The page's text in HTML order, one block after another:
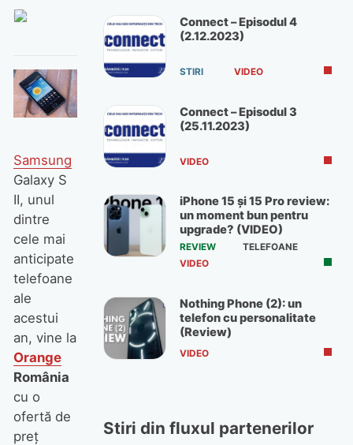
Samsung
Galaxy S
II, unul
dintre
cele mai
anticipate
telefoane
ale
acestui
an, vine la
Orange
România
cu o
ofertă de
preţ
Connect – Episodul 4
(2.12.2023)
STIRI VIDEO
Connect – Episodul 3
(25.11.2023)
VIDEO
iPhone 15 și 15 Pro review:
un moment bun pentru
upgrade? (VIDEO)
REVIEW
TELEFOANE
VIDEO
Nothing Phone (2): un
telefon cu personalitate
(Review)
VIDEO
Stiri din fluxul partenerilor